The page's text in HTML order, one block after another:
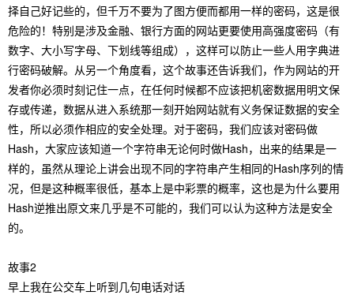
择自己好记些的，但千万不要为了图方便而都用一样的密码，这是很
危险的！特别是涉及金融、银行方面的网站更要使用高强度密码（有
数字、大小写字母、下划线等组成），这样可以防止一些人用字典进
行密码破解。从另一个角度看，这个故事还告诉我们，作为网站的开
发者你必须时刻记住一点，在任何时候都不应该把机密数据用明文保
存或传递，数据从进入系统那一刻开始网站就有义务保证数据的安全
性，所以必须作相应的安全处理。对于密码，我们应该对密码做
Hash，大家应该知道一个字符串无论何时做Hash，出来的结果是一
样的，虽然从理论上讲会出现不同的字符串产生相同的Hash序列的情
况，但是这种概率很低，基本上是中彩票的概率，这也是为什么要用
Hash逆推出原文来几乎是不可能的，我们可以认为这种方法是安全
的。
故事2
早上我在公交车上听到几句电话对话